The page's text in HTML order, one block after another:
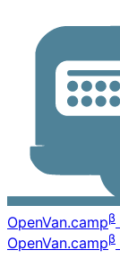
OpenVan.campβ
OpenVan.campβ